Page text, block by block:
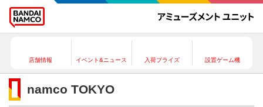
店舗情報 イベント&ニュース 入荷プライズ 設置ゲーム機
namco TOKYO